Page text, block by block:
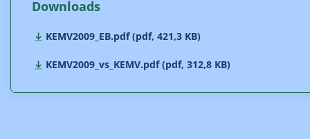
Downloads
KEMV2009_EB.pdf (pdf, 421,3 KB)
KEMV2009_vs_KEMV.pdf (pdf, 312,8 KB)